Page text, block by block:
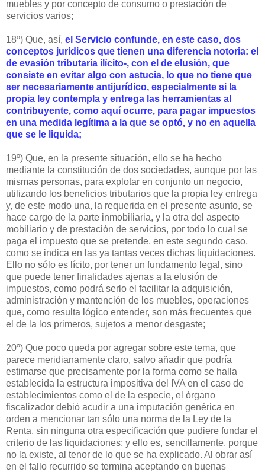
muebles y por concepto de consumo o prestación de
servicios varios;
18º) Que, así, el Servicio confunde, en este caso, dos
conceptos jurídicos que tienen una diferencia notoria: el
de evasión tributaria ilícito-, con el de elusión, que
consiste en evitar algo con astucia, lo que no tiene que
ser necesariamente antijurídico, especialmente si la
propia ley contempla y entrega las herramientas al
contribuyente, como aquí ocurre, para pagar impuestos
en una medida legítima a la que se optó, y no en aquella
que se le liquida;
19º) Que, en la presente situación, ello se ha hecho
mediante la constitución de dos sociedades, aunque por las
mismas personas, para explotar en conjunto un negocio,
utilizando los beneficios tributarios que la propia ley entrega
y, de este modo una, la requerida en el presente asunto, se
hace cargo de la parte inmobiliaria, y la otra del aspecto
mobiliario y de prestación de servicios, por todo lo cual se
paga el impuesto que se pretende, en este segundo caso,
como se indica en las ya tantas veces dichas liquidaciones.
Ello no sólo es lícito, por tener un fundamento legal, sino
que puede tener finalidades ajenas a la elusión de
impuestos, como podrá serlo el facilitar la adquisición,
administración y mantención de los muebles, operaciones
que, como resulta lógico entender, son más frecuentes que
el de la los primeros, sujetos a menor desgaste;
20º) Que poco queda por agregar sobre este tema, que
parece meridianamente claro, salvo añadir que podría
estimarse que precisamente por la forma como se halla
establecida la estructura impositiva del IVA en el caso de
establecimientos como el de la especie, el órgano
fiscalizador debió acudir a una imputación genérica en
orden a mencionar tan sólo una norma de la Ley de la
Renta, sin ninguna otra especificación que pudiere fundar el
criterio de las liquidaciones; y ello es, sencillamente, porque
no la existe, al tenor de lo que se ha explicado. Al obrar así
en el fallo recurrido se termina aceptando en buenas